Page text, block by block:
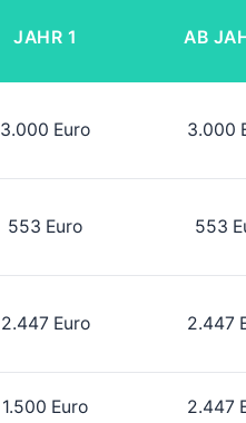
JAHR 1 AB
3.000 Euro 3.000
553 Euro 553
2.447 Euro 2.447
1.500 Euro
2.447